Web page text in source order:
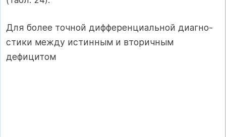
Для более точной дифференциальной диагно­
стики между истинным и вторичным
дефицитом